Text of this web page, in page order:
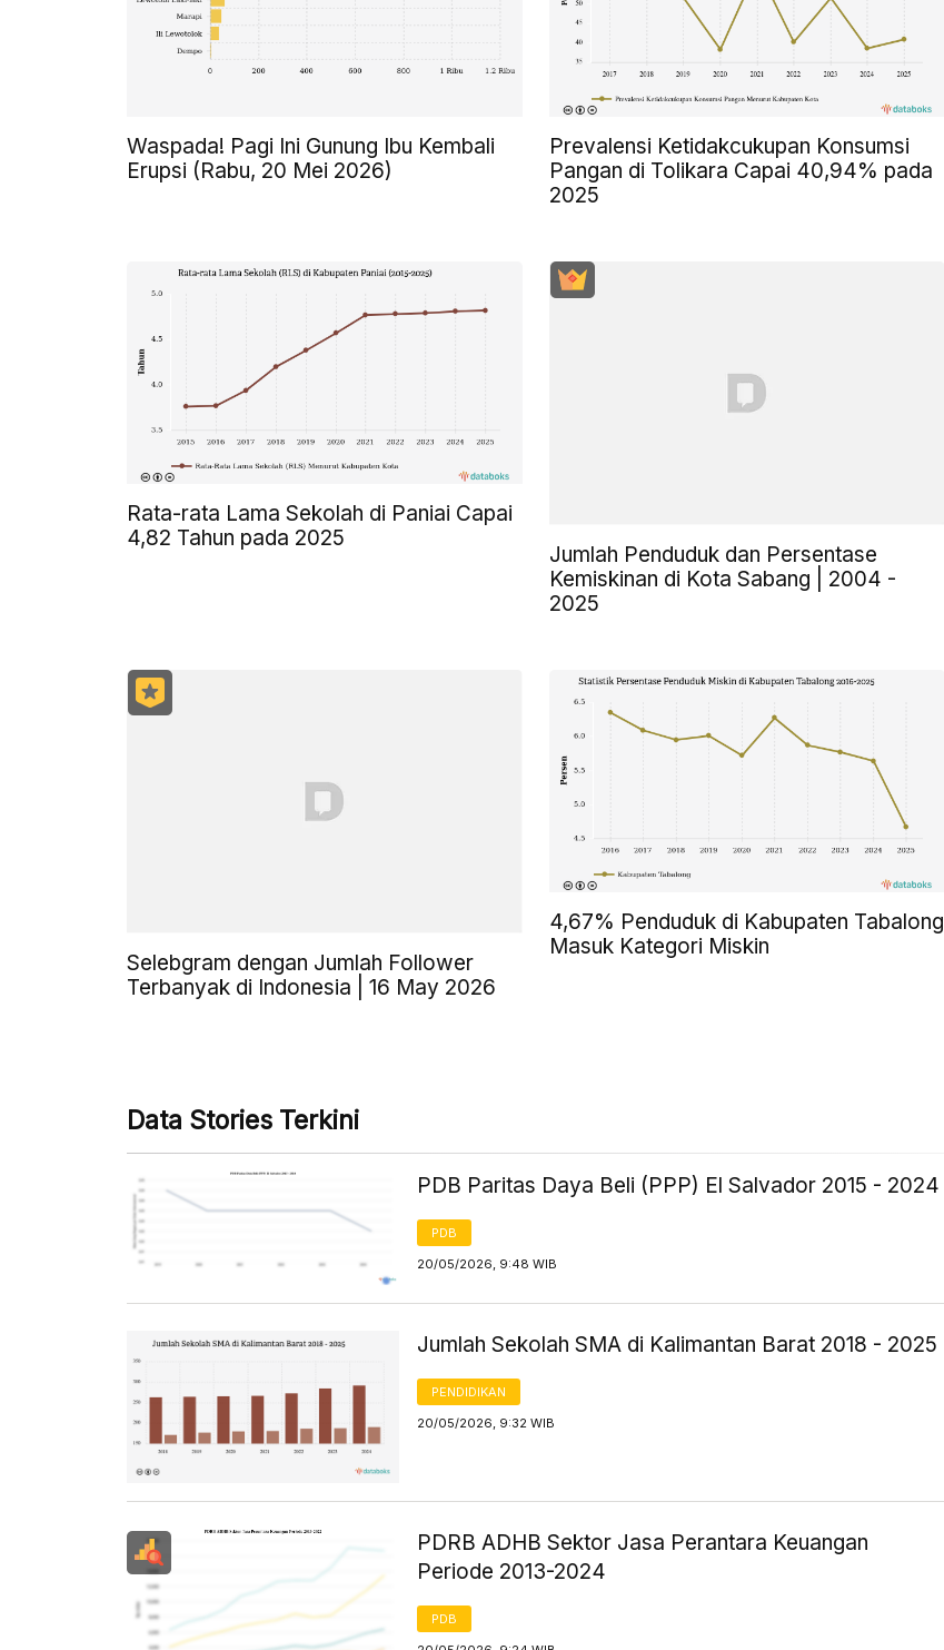
Waspada! Pagi Ini Gunung Ibu Kembali
Erupsi (Rabu, 20 Mei 2026)
Prevalensi Ketidakcukupan Konsumsi
Pangan di Tolikara Capai 40,94% pada
2025
Rata-rata Lama Sekolah di Paniai Capai
4,82 Tahun pada 2025
Jumlah Penduduk dan Persentase
Kemiskinan di Kota Sabang | 2004 -
2025
Selebgram dengan Jumlah Follower
Terbanyak di Indonesia | 16 May 2026
4,67% Penduduk di Kabupaten Tabalong
Masuk Kategori Miskin
Data Stories Terkini
PDB Paritas Daya Beli (PPP) El Salvador 2015 - 2024
PDB
20/05/2026, 9:48 WIB
Jumlah Sekolah SMA di Kalimantan Barat 2018 - 2025
PENDIDIKAN
20/05/2026, 9:32 WIB
PDRB ADHB Sektor Jasa Perantara Keuangan
Periode 2013-2024
PDB